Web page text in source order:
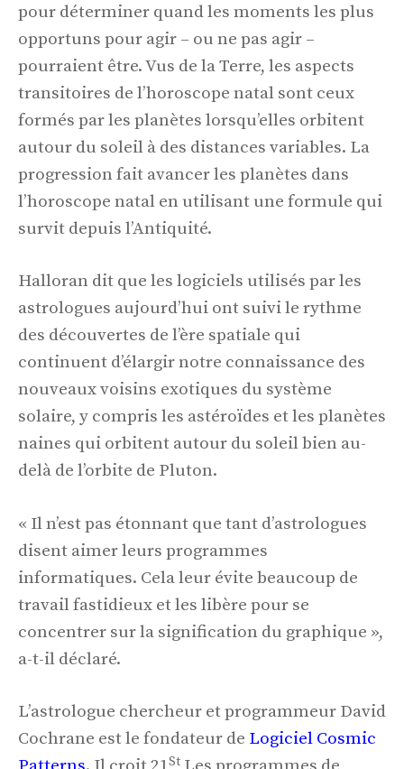
pour déterminer quand les moments les plus
opportuns pour agir – ou ne pas agir –
pourraient être. Vus de la Terre, les aspects
transitoires de l’horoscope natal sont ceux
formés par les planètes lorsqu’elles orbitent
autour du soleil à des distances variables. La
progression fait avancer les planètes dans
l’horoscope natal en utilisant une formule qui
survit depuis l’Antiquité.
Halloran dit que les logiciels utilisés par les
astrologues aujourd’hui ont suivi le rythme
des découvertes de l’ère spatiale qui
continuent d’élargir notre connaissance des
nouveaux voisins exotiques du système
solaire, y compris les astéroïdes et les planètes
naines qui orbitent autour du soleil bien au-
delà de l’orbite de Pluton.
« Il n’est pas étonnant que tant d’astrologues
disent aimer leurs programmes
informatiques. Cela leur évite beaucoup de
travail fastidieux et les libère pour se
concentrer sur la signification du graphique »,
a-t-il déclaré.
L’astrologue chercheur et programmeur David
Cochrane est le fondateur de Logiciel Cosmic
St